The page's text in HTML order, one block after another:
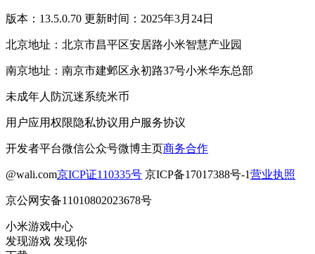
版本：13.5.0.70 更新时间：2025年3月24日
北京地址：北京市昌平区安居路小米智慧产业园
南京地址：南京市建邺区永初路37号小米华东总部
未成年人防沉迷系统米币
用户应用权限隐私协议用户服务协议
开发者平台微信公众号微博主页商务合作
@wali.com京ICP证110335号 京ICP备17017388号-1营业执照
京公网安备11010802023678号
小米游戏中心
发现游戏 发现你